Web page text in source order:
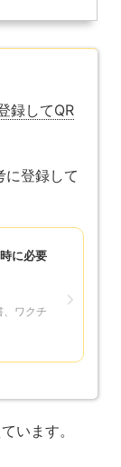
録してQR
に登録して
に必要
、ワクチ
います。